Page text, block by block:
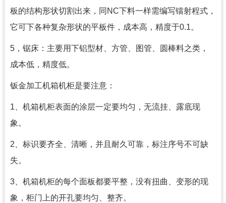
板的结构形状切割出来，同NC下料一样需编写镭射程式，
它可下各种复杂形状的平板件，成本高，精度于0.1。
5，锯床：主要用下铝型材、方管、图管、圆棒料之类，
成本低，精度低。
钣金加工机箱机柜是要注意：
1、机箱机柜表面的涂层一定要均匀，无流挂、露底现
象。
2、标识要齐全、清晰，并且耐久可靠，标注序号不可缺
失。
3、机箱机柜的每个面板都要平整，没有扭曲、变形的现
象，柜门上的开孔要均匀、整齐。